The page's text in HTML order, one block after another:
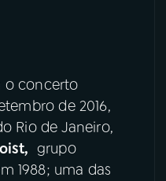
o concerto
de 2016,
Rio de Janeiro,
grupo
1988; uma das